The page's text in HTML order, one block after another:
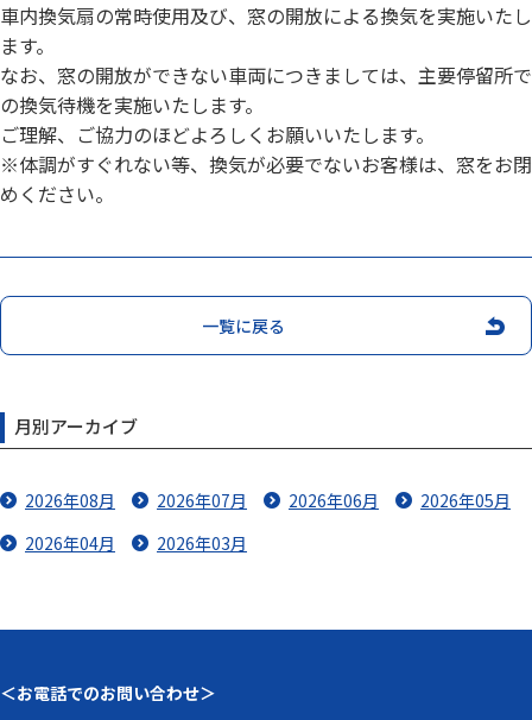
車内換気扇の常時使用及び、窓の開放による換気を実施いたし
ます。
なお、窓の開放ができない車両につきましては、主要停留所で
の換気待機を実施いたします。
ご理解、ご協力のほどよろしくお願いいたします。
※体調がすぐれない等、換気が必要でないお客様は、窓をお閉
めください。
一覧に戻る
月別アーカイブ
2026年08月 2026年07月 2026年06月
2026年05月
2026年04月
2026年03月
＜お電話でのお問い合わせ＞